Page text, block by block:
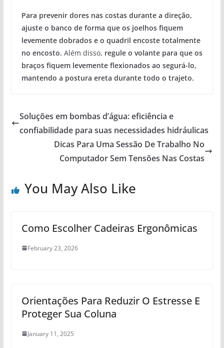
Para prevenir dores nas costas durante a direção,
ajuste o banco de forma que os joelhos fiquem
levemente dobrados e o quadril encoste totalmente
no encosto. Além disso, regule o volante para que os
braços fiquem levemente flexionados ao segurá-lo,
mantendo a postura ereta durante todo o trajeto.
Soluções em bombas d’água: eficiência e
confiabilidade para suas necessidades hidráulicas
Dicas Para Uma Sessão De Trabalho No
Computador Sem Tensões Nas Costas
You May Also Like
Como Escolher Cadeiras Ergonômicas
February 23, 2026
Orientações Para Reduzir O Estresse E
Proteger Sua Coluna
January 11, 2025